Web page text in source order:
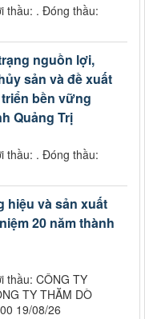
thầu: . Đóng thầu:
nguồn lợi,
sản và đề xuất
bền vững
Quảng Trị
thầu: . Đóng thầu:
hiệu và sản xuất
20 năm thành
thầu: CÔNG TY
TY THĂM DÒ
19/08/26